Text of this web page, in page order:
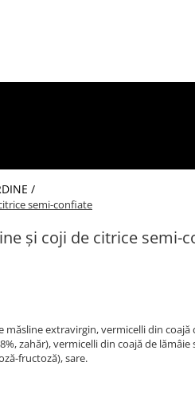
/
semi-confiate
și coji de citrice semi-
măsline extravirgin, vermicelli din
zahăr), vermicelli din coajă de lămâie
fructoză), sare.